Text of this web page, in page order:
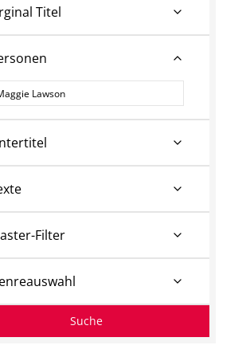
Titel
Filter
Suche